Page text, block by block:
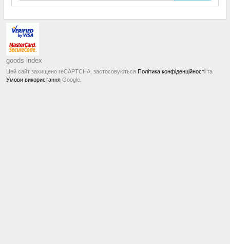
goods index
Цей сайт захищено reCAPTCHA, застосовуються Політика конфіденційності та
Умови використання Google.